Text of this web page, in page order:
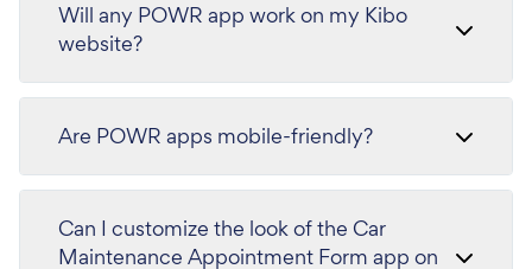
Will any POWR app work on my Kibo
website?
Are POWR apps mobile-friendly?
Can I customize the look of the Car
Maintenance Appointment Form app on